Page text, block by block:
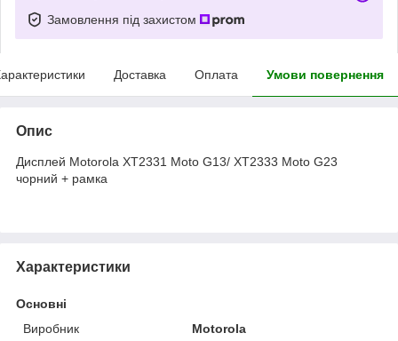
Замовлення під захистом
Доставка Оплата Умови повернення
Опис
Дисплей Motorola XT2331 Moto G13/ XT2333 Moto G23
чорний + рамка
Характеристики
Основні
Виробник
Motorola